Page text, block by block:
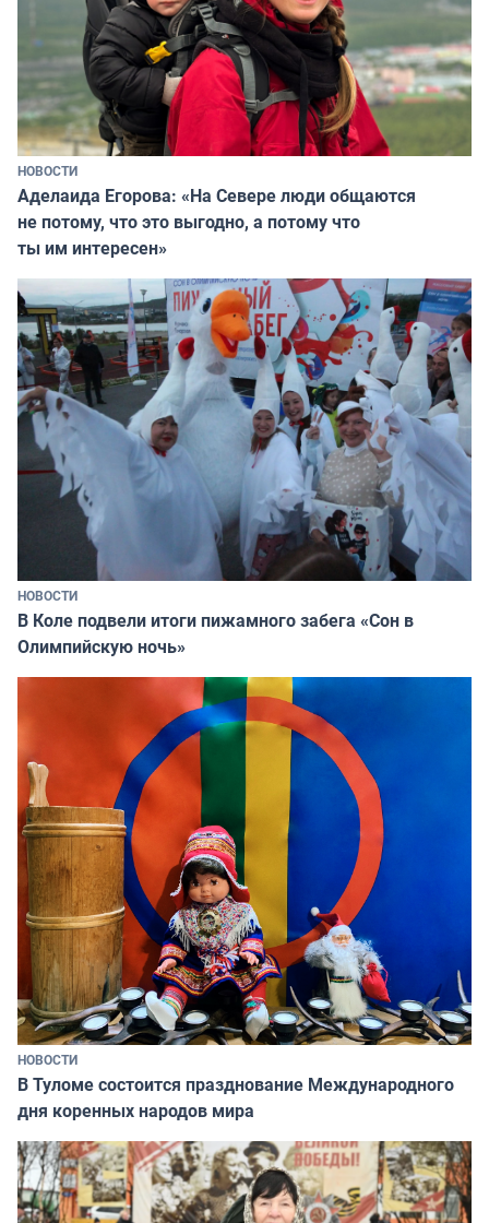
НОВОСТИ
Аделаида Егорова: «На Севере люди общаются
не потому, что это выгодно, а потому что
ты им интересен»
НОВОСТИ
В Коле подвели итоги пижамного забега «Сон в
Олимпийскую ночь»
НОВОСТИ
В Туломе состоится празднование Международного
дня коренных народов мира